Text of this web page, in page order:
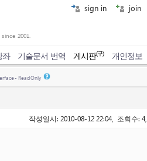
sign in join
2001.
좌 기술문서 번역 게시판(구) 개인정보
- Read Only
작성일시: 2010-08-12 22:04, 조회수: